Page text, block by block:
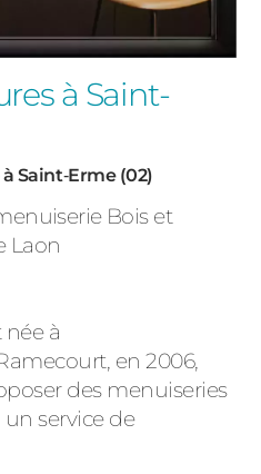
à Saint-
Saint‑Erme (02)
Bois et
Laon
à
en 2006,
des menuiseries
un service de